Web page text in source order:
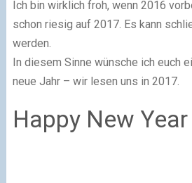
Ich bin wirklich froh, wenn 2016
schon riesig auf 2017. Es kann
werden.
In diesem Sinne wünsche ich euch
neue Jahr – wir lesen uns in 2017.
Happy New Year